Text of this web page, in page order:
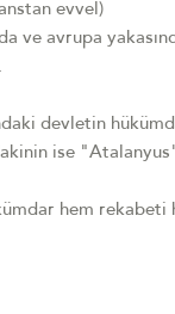
evvel)
ve avrupa
devletin
ise
hem rekabeti